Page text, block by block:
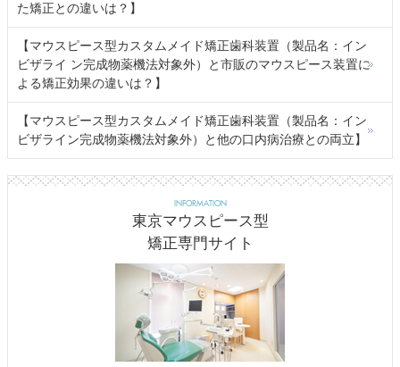
た矯正との違いは？】
【マウスピース型カスタムメイド矯正歯科装置（製品名：イン
ビザライ ン完成物薬機法対象外）と市販のマウスピース装置に
よる矯正効果の違いは？】
【マウスピース型カスタムメイド矯正歯科装置（製品名：イン
ビザライン完成物薬機法対象外）と他の口内病治療との両立】
INFORMATION
東京マウスピース型
矯正専門サイト